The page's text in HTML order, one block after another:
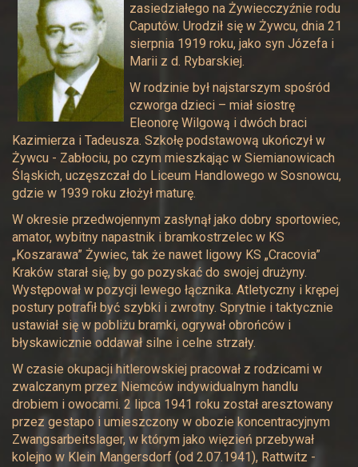
zasiedziałego na Żywiecczyźnie rodu
Caputów. Urodził się w Żywcu, dnia 21
sierpnia 1919 roku, jako syn Józefa i
Marii z d. Rybarskiej.
W rodzinie był najstarszym spośród
czworga dzieci – miał siostrę
Eleonorę Wilgową i dwóch braci
Kazimierza i Tadeusza. Szkołę podstawową ukończył w
Żywcu - Zabłociu, po czym mieszkając w Siemianowicach
Śląskich, uczęszczał do Liceum Handlowego w Sosnowcu,
gdzie w 1939 roku złożył maturę.
W okresie przedwojennym zasłynął jako dobry sportowiec,
amator, wybitny napastnik i bramkostrzelec w KS
„Koszarawa” Żywiec, tak że nawet ligowy KS „Cracovia”
Kraków starał się, by go pozyskać do swojej drużyny.
Występował w pozycji lewego łącznika. Atletyczny i krępej
postury potrafił być szybki i zwrotny. Sprytnie i taktycznie
ustawiał się w pobliżu bramki, ogrywał obrońców i
błyskawicznie oddawał silne i celne strzały.
W czasie okupacji hitlerowskiej pracował z rodzicami w
zwalczanym przez Niemców indywidualnym handlu
drobiem i owocami. 2 lipca 1941 roku został aresztowany
przez gestapo i umieszczony w obozie koncentracyjnym
Zwangsarbeitslager, w którym jako więzień przebywał
kolejno w Klein Mangersdorf (od 2.07.1941), Rattwitz -